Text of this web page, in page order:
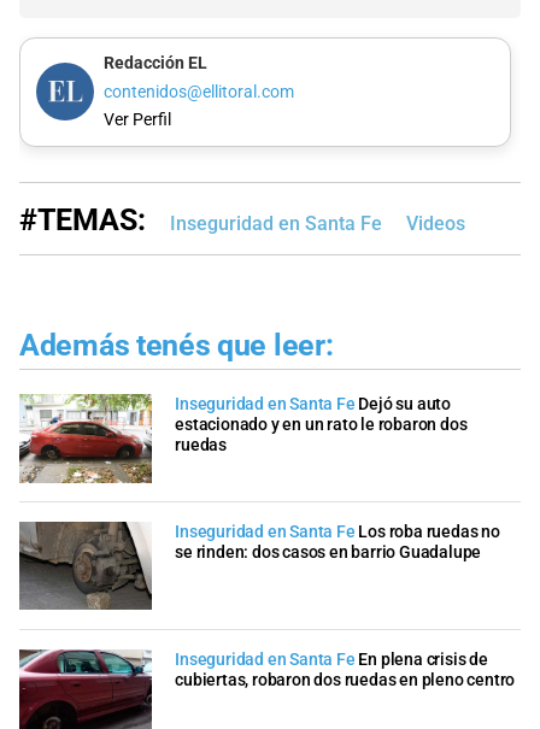
Redacción EL
contenidos@ellitoral.com
Ver Perfil
#TEMAS: Inseguridad en Santa Fe Videos
Además tenés que leer:
Inseguridad en Santa Fe Dejó su auto
estacionado y en un rato le robaron dos
ruedas
Inseguridad en Santa Fe Los roba ruedas no
se rinden: dos casos en barrio Guadalupe
Inseguridad en Santa Fe En plena crisis de
cubiertas, robaron dos ruedas en pleno centro